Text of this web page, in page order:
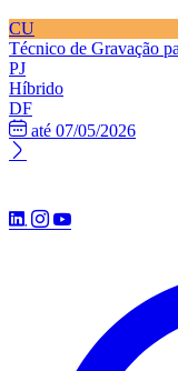
CU
Técnico de Gravação
PJ
Híbrido
DF
até 07/05/2026